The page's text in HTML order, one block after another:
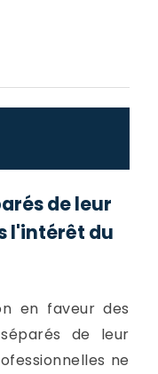
de leur
l'intérêt du
en faveur des
de leur
ne